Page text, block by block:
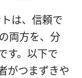
は、信頼で
両方を、分
す。以下で
がつまずきや